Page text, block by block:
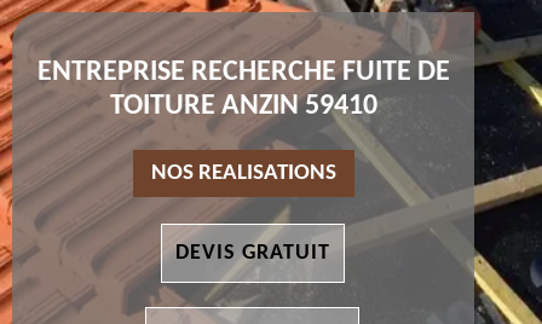
ENTREPRISE RECHERCHE FUITE DE
TOITURE ANZIN 59410
NOS REALISATIONS
DEVIS GRATUIT